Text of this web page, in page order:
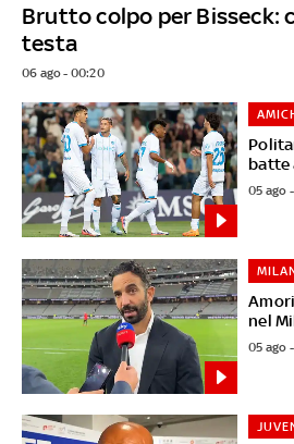
Brutto colpo per Bisseck:
testa
06 ago - 00:20
batte
05 ago
nel
05 ago